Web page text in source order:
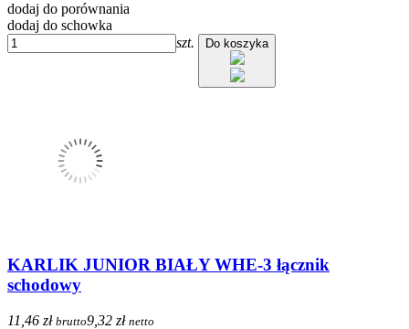
dodaj do porównania
dodaj do schowka
szt.
Do koszyka
KARLIK JUNIOR BIAŁY WHE-3 łącznik
schodowy
11,46 zł brutto9,32 zł netto